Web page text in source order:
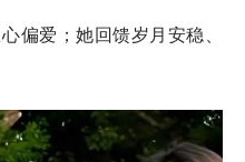
偏爱；她回馈岁月安稳、